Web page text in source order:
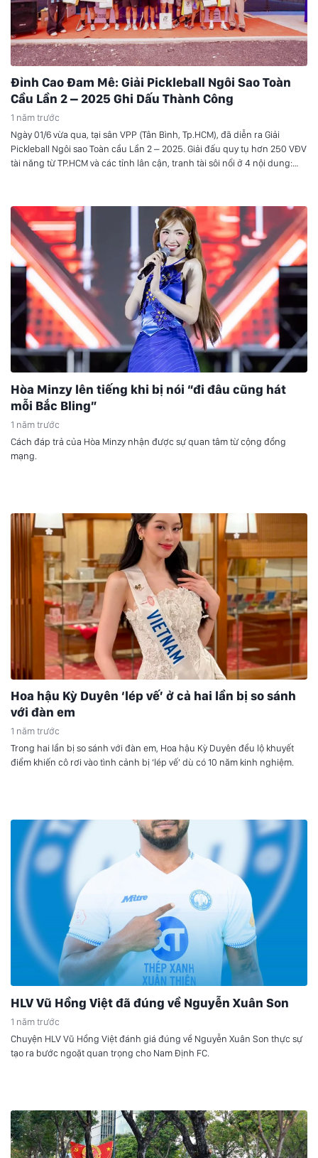
Đỉnh Cao Đam Mê: Giải Pickleball Ngôi Sao Toàn
Cầu Lần 2 – 2025 Ghi Dấu Thành Công
1 năm trước
Ngày 01/6 vừa qua, tại sân VPP (Tân Bình, Tp.HCM), đã diễn ra Giải
Pickleball Ngôi sao Toàn cầu Lần 2 – 2025. Giải đấu quy tụ hơn 250 VĐV
tài năng từ TP.HCM và các tỉnh lân cận, tranh tài sôi nổi ở 4 nội dung:
Hòa Minzy lên tiếng khi bị nói “đi đâu cũng hát
mỗi Bắc Bling”
1 năm trước
Cách đáp trả của Hòa Minzy nhận được sự quan tâm từ cộng đồng
mạng.
Hoa hậu Kỳ Duyên ‘lép vế’ ở cả hai lần bị so sánh
với đàn em
1 năm trước
Trong hai lần bị so sánh với đàn em, Hoa hậu Kỳ Duyên đều lộ khuyết
điểm khiến cô rơi vào tình cảnh bị ‘lép vế’ dù có 10 năm kinh nghiệm.
HLV Vũ Hồng Việt đã đúng về Nguyễn Xuân Son
1 năm trước
Chuyện HLV Vũ Hồng Việt đánh giá đúng về Nguyễn Xuân Son thực sự
tạo ra bước ngoặt quan trọng cho Nam Định FC.